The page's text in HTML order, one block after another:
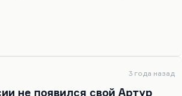
тайн никаких нет, а есть
них великолепная, как бы
декорация.
роман не только об
об over-интерпретации, о сверх-,
3 года назад
не появился свой Артур